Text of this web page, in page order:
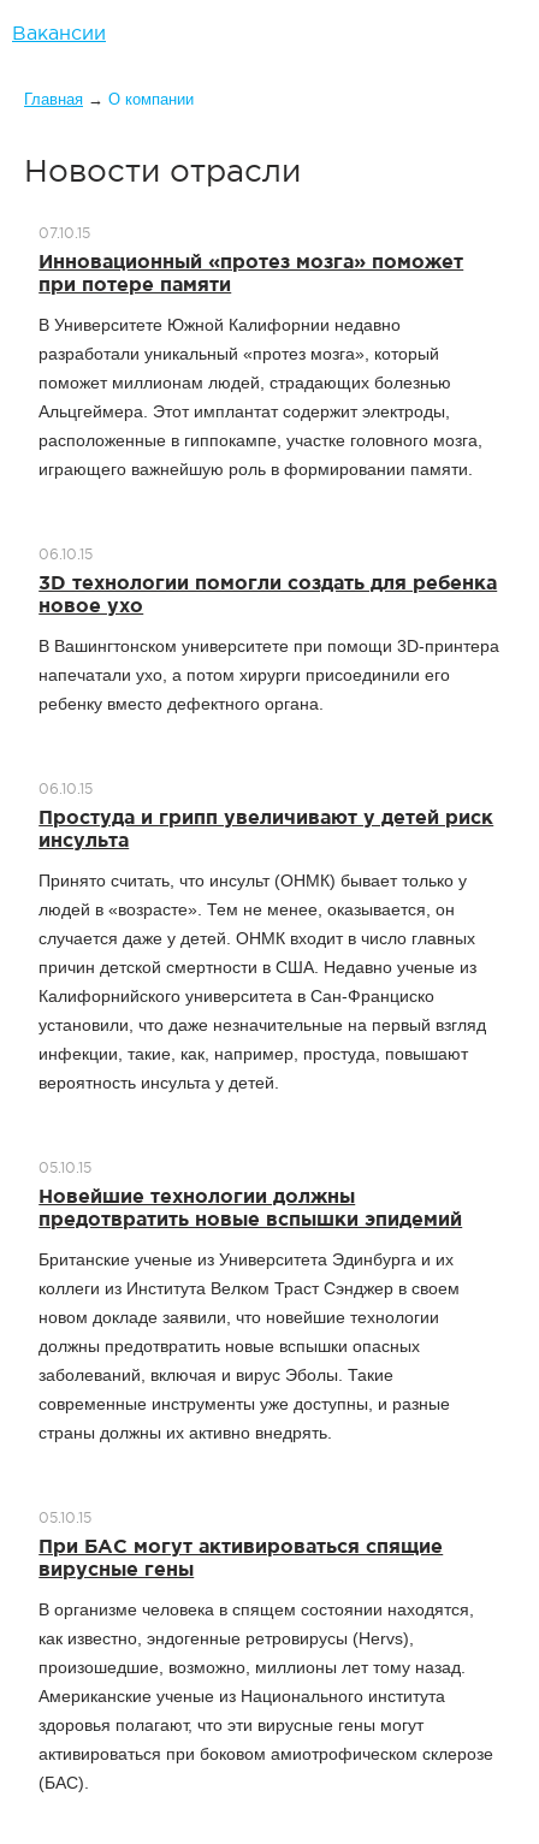
Вакансии
Вы здесь
Главная → О компании
Новости отрасли
07.10.15
Инновационный «протез мозга» поможет
при потере памяти
В Университете Южной Калифорнии недавно
разработали уникальный «протез мозга», который
поможет миллионам людей, страдающих болезнью
Альцгеймера. Этот имплантат содержит электроды,
расположенные в гиппокампе, участке головного мозга,
играющего важнейшую роль в формировании памяти.
06.10.15
3D технологии помогли создать для ребенка
новое ухо
В Вашингтонском университете при помощи 3D-принтера
напечатали ухо, а потом хирурги присоединили его
ребенку вместо дефектного органа.
06.10.15
Простуда и грипп увеличивают у детей риск
инсульта
Принято считать, что инсульт (ОНМК) бывает только у
людей в «возрасте». Тем не менее, оказывается, он
случается даже у детей. ОНМК входит в число главных
причин детской смертности в США. Недавно ученые из
Калифорнийского университета в Сан-Франциско
установили, что даже незначительные на первый взгляд
инфекции, такие, как, например, простуда, повышают
вероятность инсульта у детей.
05.10.15
Новейшие технологии должны
предотвратить новые вспышки эпидемий
Британские ученые из Университета Эдинбурга и их
коллеги из Института Велком Траст Сэнджер в своем
новом докладе заявили, что новейшие технологии
должны предотвратить новые вспышки опасных
заболеваний, включая и вирус Эболы. Такие
современные инструменты уже доступны, и разные
страны должны их активно внедрять.
05.10.15
При БАС могут активироваться спящие
вирусные гены
В организме человека в спящем состоянии находятся,
как известно, эндогенные ретровирусы (Hervs),
произошедшие, возможно, миллионы лет тому назад.
Американские ученые из Национального института
здоровья полагают, что эти вирусные гены могут
активироваться при боковом амиотрофическом склерозе
(БАС).